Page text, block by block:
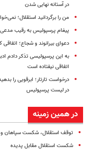
در آستانه نهایی شدن
من را برگردانید استقلال؛
پیغام پرسپولیس به رقیب مدعی؛ با ۶۰ میلیارد بازیکن‌مان
دعوای بیرانوند و شجاع؛
به این پرسپولیسی تذکر دادم
اتفاقی نیفتاده است
درخواست تارتار؛ ابرقویی را
در لیست پرسپولیس
در همین زمینه
توقف استقلال، شکست سپاهان و
شکست استقلال مقابل پدیده